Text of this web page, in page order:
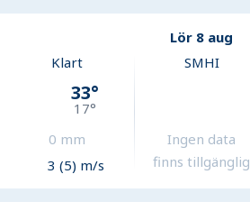
Lör 8 aug
Klart
33°
17°
0 mm
3 (5) m/s
SMHI
Ingen data
finns tillgänglig